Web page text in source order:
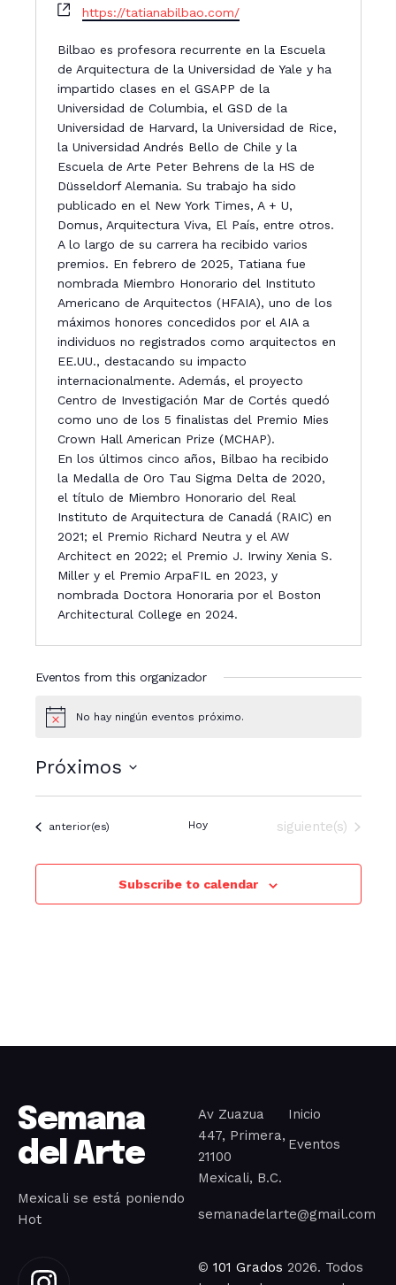
W
b
s
i
t
e
https://tatianabilbao.com/
Bilbao es profesora recurrente en la Escuela
de Arquitectura de la Universidad de Yale y ha
impartido clases en el GSAPP de la
Universidad de Columbia, el GSD de la
Universidad de Harvard, la Universidad de Rice,
la Universidad Andrés Bello de Chile y la
Escuela de Arte Peter Behrens de la HS de
Düsseldorf Alemania. Su trabajo ha sido
publicado en el New York Times, A + U,
Domus, Arquitectura Viva, El País, entre otros.
A lo largo de su carrera ha recibido varios
premios. En febrero de 2025, Tatiana fue
nombrada Miembro Honorario del Instituto
Americano de Arquitectos (HFAIA), uno de los
máximos honores concedidos por el AIA a
individuos no registrados como arquitectos en
EE.UU., destacando su impacto
internacionalmente. Además, el proyecto
Centro de Investigación Mar de Cortés quedó
como uno de los 5 finalistas del Premio Mies
Crown Hall American Prize (MCHAP).
En los últimos cinco años, Bilbao ha recibido
la Medalla de Oro Tau Sigma Delta de 2020,
el título de Miembro Honorario del Real
Instituto de Arquitectura de Canadá (RAIC) en
2021; el Premio Richard Neutra y el AW
Architect en 2022; el Premio J. Irwiny Xenia S.
Miller y el Premio ArpaFIL en 2023, y
nombrada Doctora Honoraria por el Boston
Architectural College en 2024.
Eventos from this organizador
i
e
No hay ningún eventos próximo.
Próximos
l
c
e
a
.
Eventos
anterior(es) Hoy Eventos
siguiente(s)
Subscribe to calendar
Av Zuazua
447, Primera,
21100
Mexicali, B.C.
semanadelarte@gmail.com
Inicio
Eventos
Semana
del Arte
Mexicali se está poniendo
Hot
© 101 Grados 2026. Todos